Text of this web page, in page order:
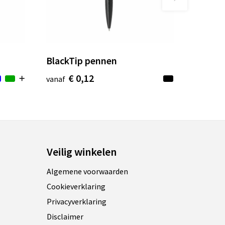
BlackTip pennen
vanaf € 0,12
Veilig winkelen
Algemene voorwaarden
Cookieverklaring
Privacyverklaring
Disclaimer